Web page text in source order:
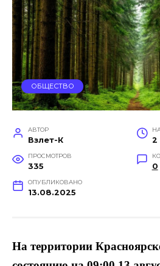
ОБЩЕСТВО
АВТОР
Взлет-К 2
ПРОСМОТРОВ
335 0
ОПУБЛИКОВАНО
13.08.2025
На территории